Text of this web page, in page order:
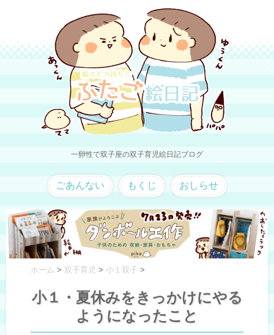
一卵性で双子座の双子育児絵日記ブログ
ごあんない もくじ おしらせ
ホーム > 双子育児 > 小１双子 >
小１・夏休みをきっかけにやる
ようになったこと